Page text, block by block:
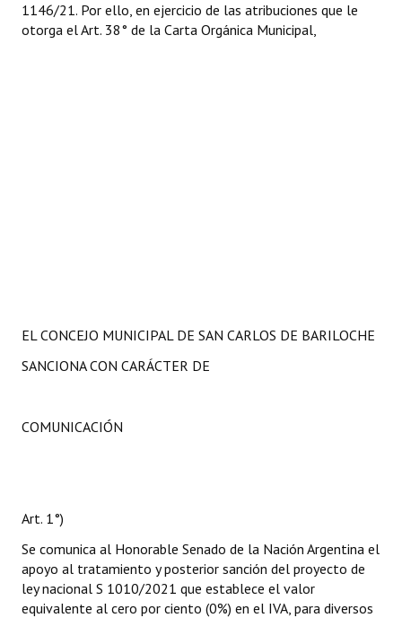
1146/21. Por ello, en ejercicio de las atribuciones que le
otorga el Art. 38° de la Carta Orgánica Municipal,
EL CONCEJO MUNICIPAL DE SAN CARLOS DE BARILOCHE
SANCIONA CON CARÁCTER DE
COMUNICACIÓN
Art. 1°)
Se comunica al Honorable Senado de la Nación Argentina el
apoyo al tratamiento y posterior sanción del proyecto de
ley nacional S 1010/2021 que establece el valor
equivalente al cero por ciento (0%) en el IVA, para diversos